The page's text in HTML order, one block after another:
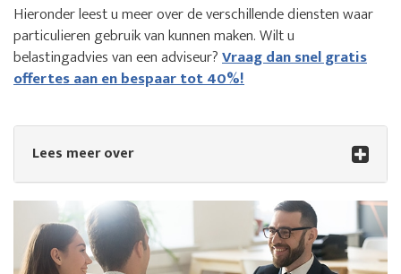
Hieronder leest u meer over de verschillende diensten waar
particulieren gebruik van kunnen maken. Wilt u
belastingadvies van een adviseur?Vraag dan snel gratis
offertes aan en bespaar tot 40%!
Lees meer over